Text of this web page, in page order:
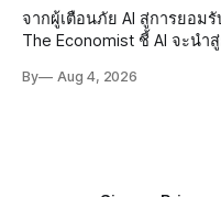
จากผู้เตือนภัย AI สู่การยอม
The Economist ชี้ AI จะน
By Aug 4, 2026